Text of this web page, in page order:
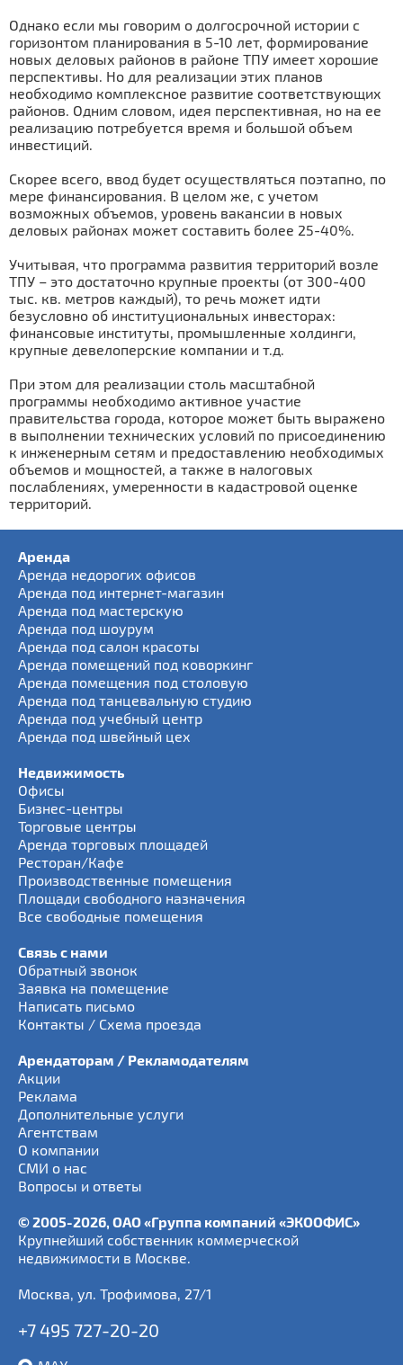
Однако если мы говорим о долгосрочной истории с
горизонтом планирования в 5-10 лет, формирование
новых деловых районов в районе ТПУ имеет хорошие
перспективы. Но для реализации этих планов
необходимо комплексное развитие соответствующих
районов. Одним словом, идея перспективная, но на ее
реализацию потребуется время и большой объем
инвестиций.
Скорее всего, ввод будет осуществляться поэтапно, по
мере финансирования. В целом же, с учетом
возможных объемов, уровень вакансии в новых
деловых районах может составить более 25-40%.
Учитывая, что программа развития территорий возле
ТПУ – это достаточно крупные проекты (от 300-400
тыс. кв. метров каждый), то речь может идти
безусловно об институциональных инвесторах:
финансовые институты, промышленные холдинги,
крупные девелоперские компании и т.д.
При этом для реализации столь масштабной
программы необходимо активное участие
правительства города, которое может быть выражено
в выполнении технических условий по присоединению
к инженерным сетям и предоставлению необходимых
объемов и мощностей, а также в налоговых
послаблениях, умеренности в кадастровой оценке
территорий.
Аренда
Аренда недорогих офисов
Аренда под интернет-магазин
Аренда под мастерскую
Аренда под шоурум
Аренда под салон красоты
Аренда помещений под коворкинг
Аренда помещения под столовую
Аренда под танцевальную студию
Аренда под учебный центр
Аренда под швейный цех
Недвижимость
Офисы
Бизнес-центры
Торговые центры
Аренда торговых площадей
Ресторан/Кафе
Производственные помещения
Площади свободного назначения
Все свободные помещения
Связь с нами
Обратный звонок
Заявка на помещение
Написать письмо
Контакты / Схема проезда
Арендаторам / Рекламодателям
Акции
Реклама
Дополнительные услуги
Агентствам
О компании
СМИ о нас
Вопросы и ответы
© 2005-2026, ОАО «Группа компаний «ЭКООФИС»
Крупнейший собственник коммерческой
недвижимости в Москве.
Москва, ул. Трофимова, 27/1
+7 495 727-20-20